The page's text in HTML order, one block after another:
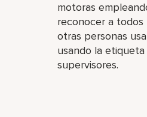
motoras
reconocer a todos
otras personas
usando la
supervisores.